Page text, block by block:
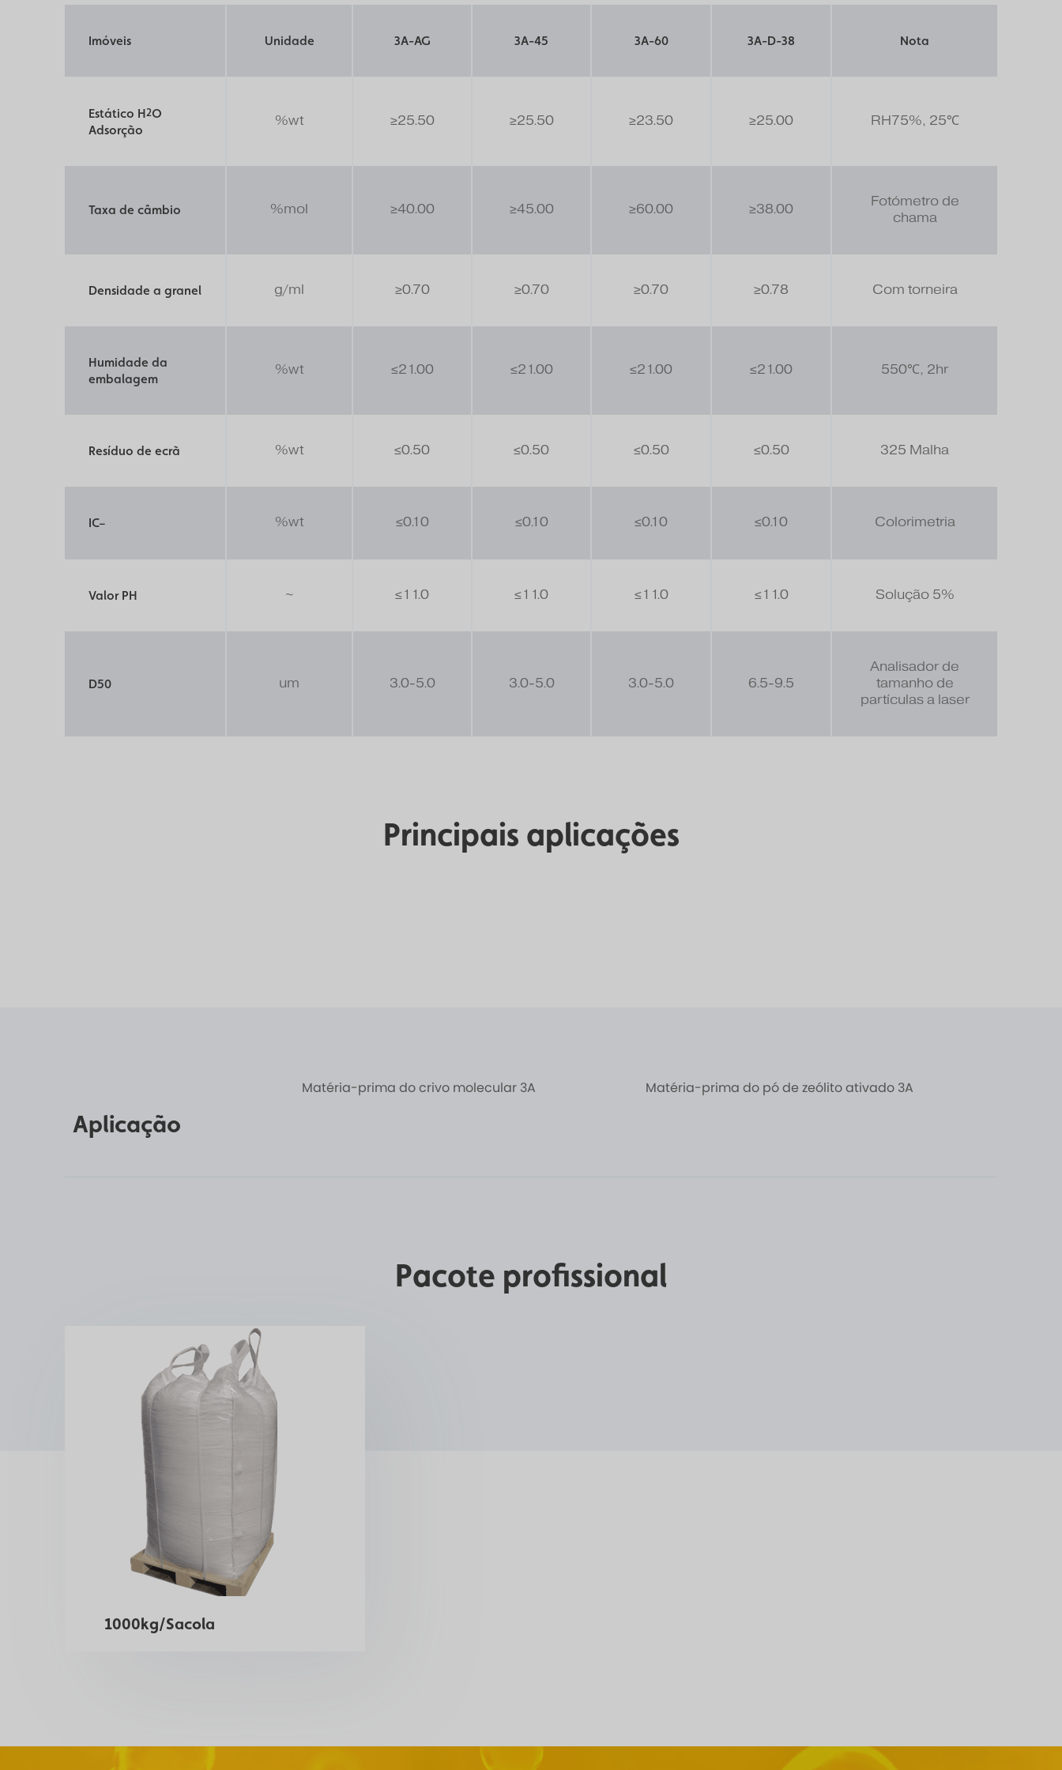
Imóveis Unidade 3A-AG 3A-45 3A-60 3A-D-38 Nota
Estático H2O
Adsorção
%wt ≥25.50 ≥25.50 ≥23.50 ≥25.00 RH75%, 25℃
Taxa de câmbio %mol ≥40.00 ≥45.00 ≥60.00 ≥38.00
Fotómetro de
chama
Densidade a granel g/ml ≥0.70 ≥0.70 ≥0.70 ≥0.78 Com torneira
Humidade da
embalagem
%wt ≤21.00 ≤21.00 ≤21.00 ≤21.00 550℃, 2hr
Resíduo de ecrã %wt ≤0.50 ≤0.50 ≤0.50 ≤0.50 325 Malha
IC– %wt ≤0.10 ≤0.10 ≤0.10 ≤0.10 Colorimetria
Valor PH ~ ≤11.0 ≤11.0 ≤11.0 ≤11.0 Solução 5%
D50 um 3.0-5.0 3.0-5.0 3.0-5.0 6.5-9.5
Analisador de
tamanho de
partículas a laser
Principais aplicações
Aplicação
Matéria-prima do crivo molecular 3A Matéria-prima do pó de zeólito ativado 3A
Pacote profissional
1000kg/Sacola